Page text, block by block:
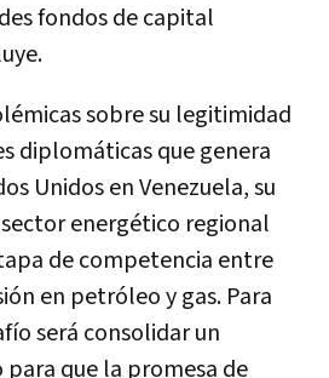
fondos de capital
sobre su legitimidad
diplomáticas que genera
Unidos en Venezuela, su
energético regional
de competencia entre
en petróleo y gas. Para
será consolidar un
que la promesa de